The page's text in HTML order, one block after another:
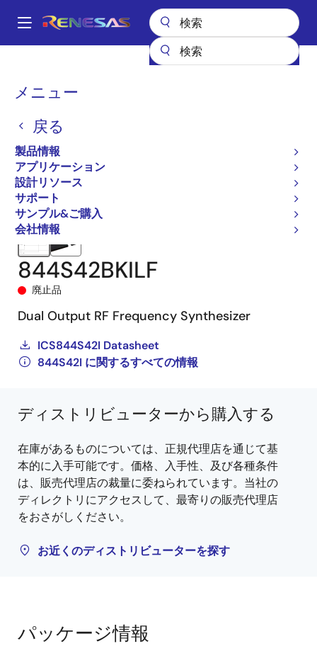
ン
Main
メニュー
戻る
製品情報
アプリケーション
設計リソース
サポート
サンプル&ご購入
会社情報
パ
く
ず
クロックとタイミング
844S42BKILF
廃止品
Dual Output RF Frequency Synthesizer
ICS844S42I Datasheet
844S42I に関するすべての情報
ディストリビューターから購入する
在庫があるものについては、正規代理店を通じて基
本的に入手可能です。価格、入手性、及び各種条件
は、販売代理店の裁量に委ねられています。当社の
ディレクトリにアクセスして、最寄りの販売代理店
をおさがしください。
お近くのディストリビューターを探す
パッケージ情報